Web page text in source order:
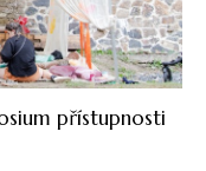
přístupnosti